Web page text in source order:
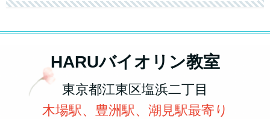
HARUバイオリン教室
東京都江東区塩浜二丁目
木場駅、豊洲駅、潮見駅最寄り